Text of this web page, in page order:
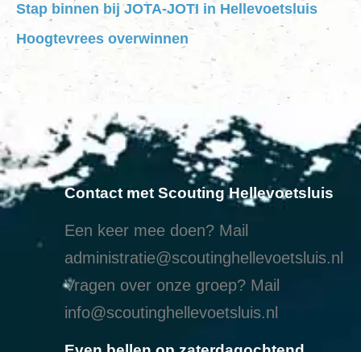
Stap binnen bij JOTA-JOTI in Hellevoetsluis
Hoogtevrees overwinnen
Contact met Scouting Hellevoetsluis
Een keer mee doen? Mail
administratie@scoutinghellevoetsluis.nl
Vragen over onze groep? Mail
info@scoutinghellevoetsluis.nl